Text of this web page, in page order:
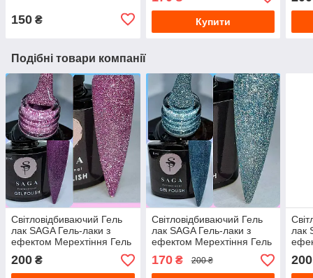
150 ₴ Купити
Подібні товари компанії
Світловідбиваючий Гель
лак SAGA Гель-лаки з
ефектом Мерехтіння Гель
лак з переливчастими
блискіток
200 ₴
Світловідбиваючий Гель
лак SAGA Гель-лаки з
ефектом Мерехтіння Гель
лак з переливчастими
блискіток
170₴ 200 ₴
лак
лак
200